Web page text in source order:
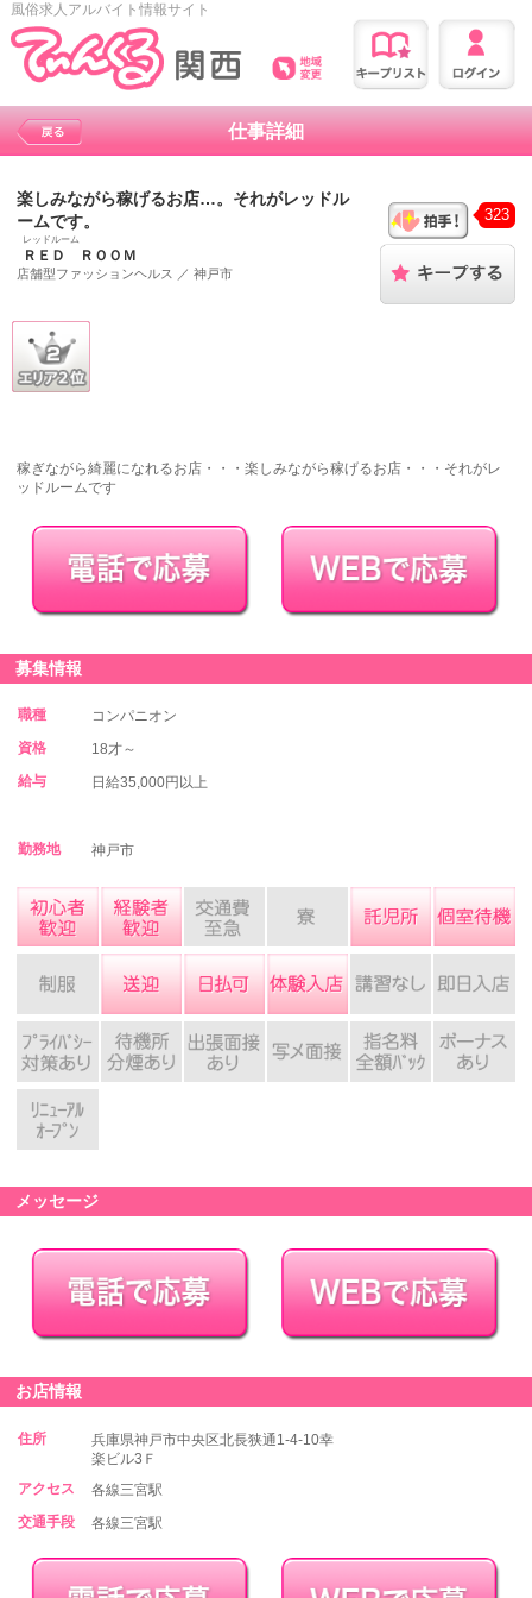
風俗求人アルバイト情報サイト
仕事詳細
楽しみながら稼げるお店…。それがレッドル
ームです。
レッドルーム
ＲＥＤ ＲＯＯＭ
店舗型ファッションヘルス ／神戸市
323
稼ぎながら綺麗になれるお店・・・楽しみながら稼げるお店・・・それがレ
ッドルームです
募集情報
職種
コンパニオン
資格
18才～
給与
日給35,000円以上
勤務地 神戸市
メッセージ
お店情報
住所
兵庫県神戸市中央区北長狭通1-4-10幸
楽ビル3Ｆ
アクセス
各線三宮駅
交通手段
各線三宮駅